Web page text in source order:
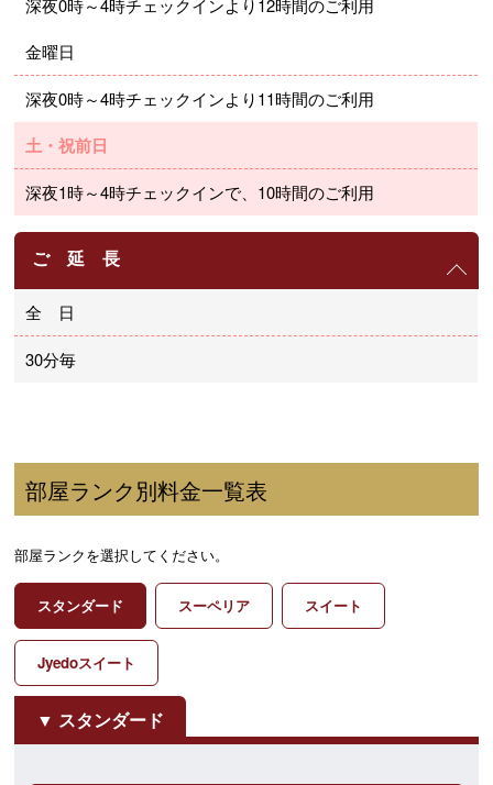
深夜0時～4時チェックインより12時間のご利用
金曜日
深夜0時～4時チェックインより11時間のご利用
土・祝前日
深夜1時～4時チェックインで、10時間のご利用
ご 延 長
全 日
30分毎
部屋ランク別料金一覧表
部屋ランクを選択してください。
スタンダード スーペリア スイート
Jyedoスイート
スタンダード